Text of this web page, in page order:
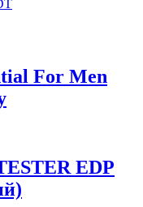
For Men
EDP